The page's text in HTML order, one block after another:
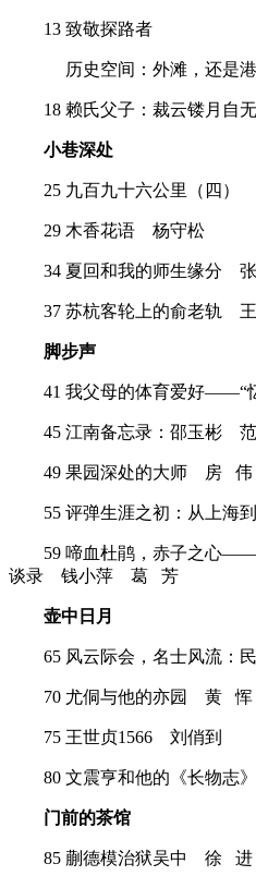
13 致敬探路者
历史空间：外滩，还是
18 赖氏父子：裁云镂月自
小巷深处
25 九百九十六公里（四）
29 木香花语 杨守松
34 夏回和我的师生缘分
37 苏杭客轮上的俞老轨
脚步声
41 我父母的体育爱好——“
45 江南备忘录：邵玉彬
49 果园深处的大师 房 伟
55 评弹生涯之初：从上海
59 啼血杜鹃，赤子之心
谈录
钱小萍 葛 芳
壶中日月
65 风云际会，名士风流：
70 尤侗与他的亦园 黄 恽
75 王世贞1566 刘俏到
80 文震亨和他的《长物志》
门前的茶馆
85 蒯德模治狱吴中 徐 进